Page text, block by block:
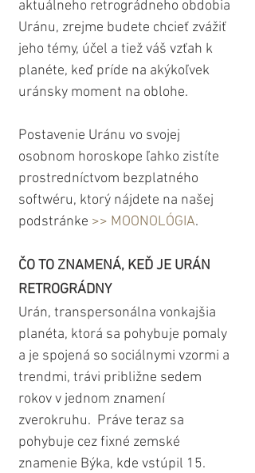
aktuálneho retrográdneho obdobia
Uránu, zrejme budete chcieť zvážiť
jeho témy, účel a tiež váš vzťah k
planéte, keď príde na akýkoľvek
uránsky moment na oblohe.
Postavenie Uránu vo svojej
osobnom horoskope ľahko zistíte
prostredníctvom bezplatného
softwéru, ktorý nájdete na našej
podstránke >> MOONOLÓGIA.
ČO TO ZNAMENÁ, KEĎ JE URÁN
RETROGRÁDNY
Urán, transpersonálna vonkajšia
planéta, ktorá sa pohybuje pomaly
a je spojená so sociálnymi vzormi a
trendmi, trávi približne sedem
rokov v jednom znamení
zverokruhu.  Práve teraz sa
pohybuje cez fixné zemské
znamenie Býka, kde vstúpil 15.